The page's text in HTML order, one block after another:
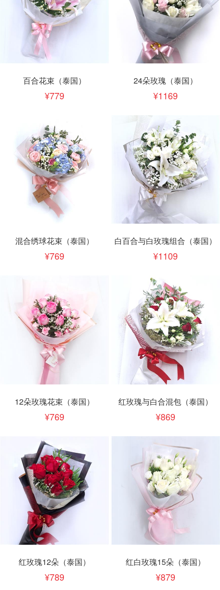
百合花束（泰国）
779
24朵玫瑰（泰国）
1169
混合绣球花束（泰国）
769
白百合与白玫瑰组合（泰国）
1109
12朵玫瑰花束（泰国）
769
红玫瑰与白合混包（泰国）
869
红玫瑰12朵（泰国）
789
红白玫瑰15朵（泰国）
879